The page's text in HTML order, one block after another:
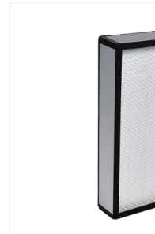
恒温恒湿净化空调